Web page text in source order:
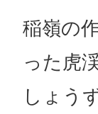
稲嶺の
った虎
しょう